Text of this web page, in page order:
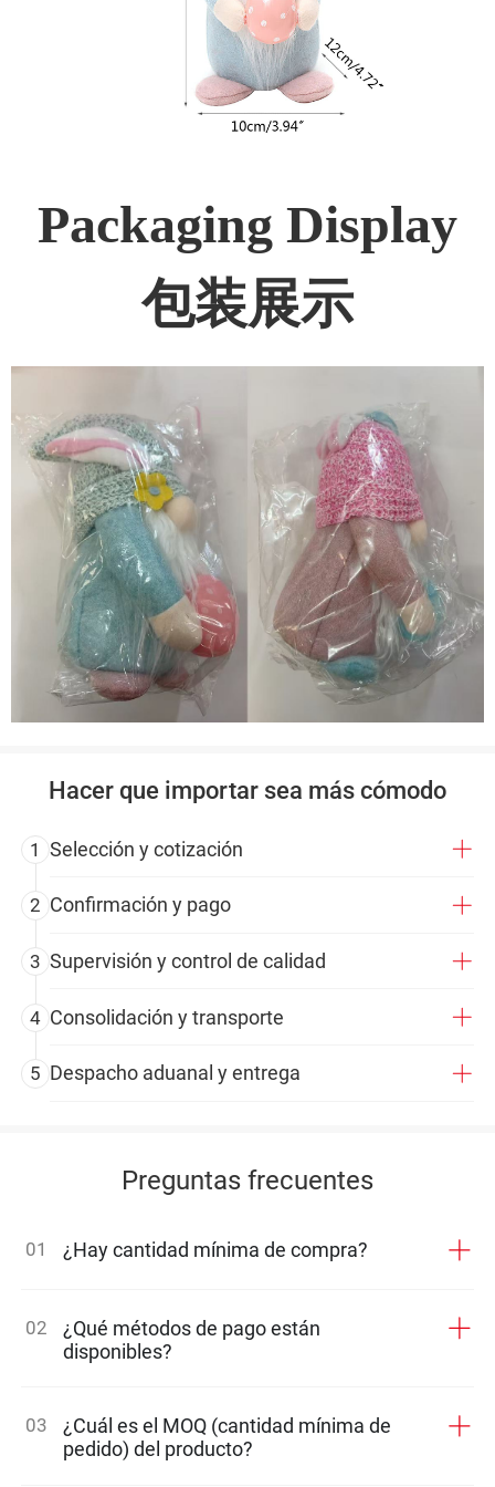
Hacer que importar sea más cómodo
1 Selección y cotización
2 Confirmación y pago
3 Supervisión y control de calidad
4 Consolidación y transporte
5 Despacho aduanal y entrega
Preguntas frecuentes
01 ¿Hay cantidad mínima de compra?
02
¿Qué métodos de pago están
disponibles?
03
¿Cuál es el MOQ (cantidad mínima de
pedido) del producto?